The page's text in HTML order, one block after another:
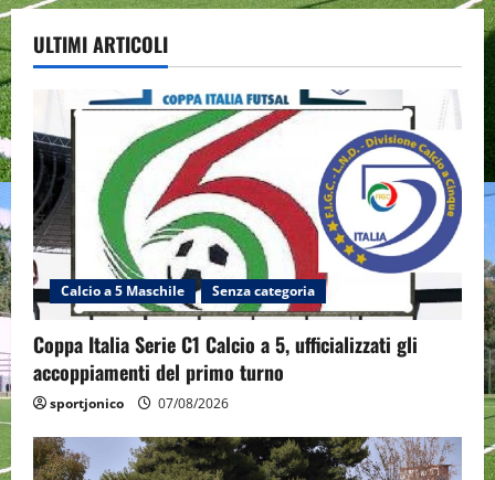
ULTIMI ARTICOLI
Calcio a 5 Maschile Senza categoria
Coppa Italia Serie C1 Calcio a 5, ufficializzati gli
accoppiamenti del primo turno
sportjonico 07/08/2026